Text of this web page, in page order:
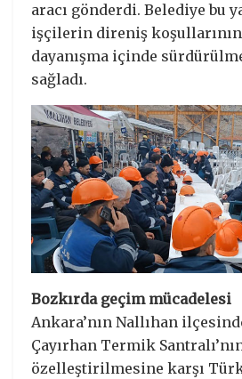
aracı gönderdi. Belediye bu
işçilerin direniş koşullarının
dayanışma içinde
sağladı.
Bozkırda geçim mücadelesi
Ankara’nın Nallıhan
Çayırhan Termik
özelleştirilmesine karşı